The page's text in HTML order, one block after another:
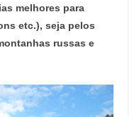
melhores para
etc.), seja pelos
russas e